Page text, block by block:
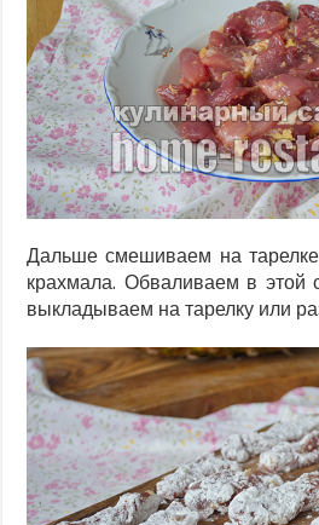
Дальше смешиваем на
крахмала. Обваливаем в этой
выкладываем на тарелку или